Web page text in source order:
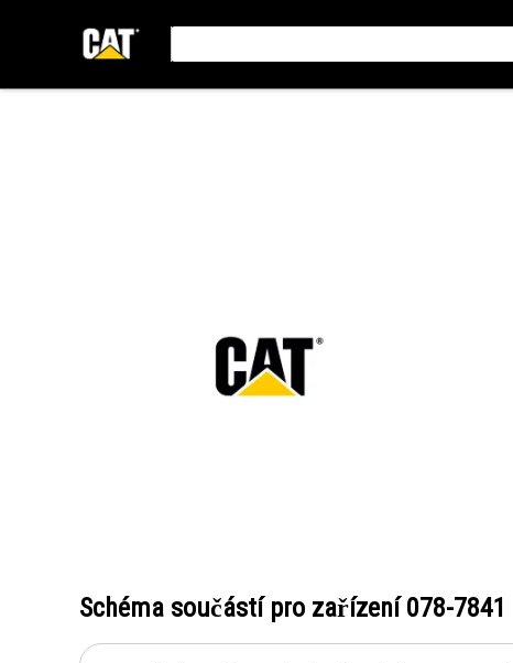
Schéma součástí pro zařízení078-7841